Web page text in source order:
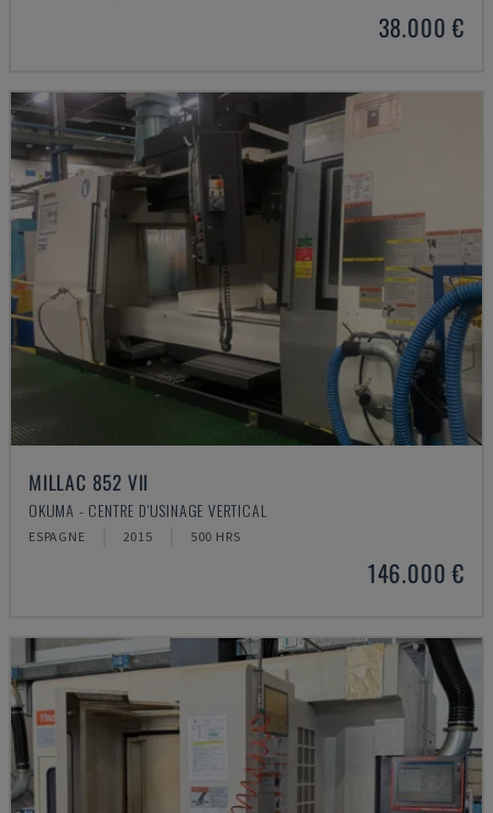
38.000 €
MILLAC 852 VII
OKUMA - CENTRE D'USINAGE VERTICAL
ESPAGNE 2015 500 HRS
146.000 €